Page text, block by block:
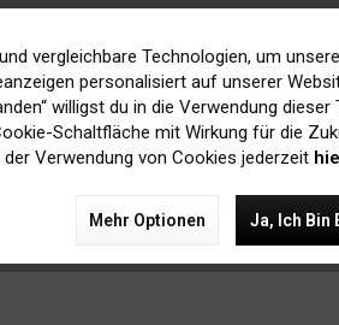
Toner Cyan
vergleichbare Technologien, um
personalisiert auf unserer
willigst du in die Verwendung
Schaltfläche mit Wirkung für die
Verwendung von Cookies jederzeit
Mehr Optionen Ja, Ich Bin